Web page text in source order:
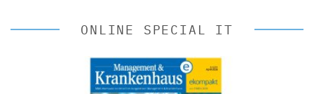
ONLINE SPECIAL IT